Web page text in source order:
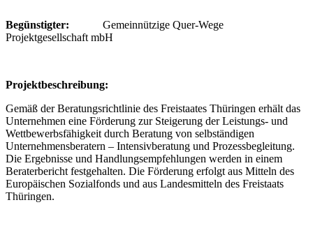
Begünstigter: Gemeinnützige Quer-Wege
Projektgesellschaft mbH
Projektbeschreibung:
Gemäß der Beratungsrichtlinie des Freistaates Thüringen erhält das
Unternehmen eine Förderung zur Steigerung der Leistungs- und
Wettbewerbsfähigkeit durch Beratung von selbständigen
Unternehmensberatern – Intensivberatung und Prozessbegleitung.
Die Ergebnisse und Handlungsempfehlungen werden in einem
Beraterbericht festgehalten. Die Förderung erfolgt aus Mitteln des
Europäischen Sozialfonds und aus Landesmitteln des Freistaats
Thüringen.